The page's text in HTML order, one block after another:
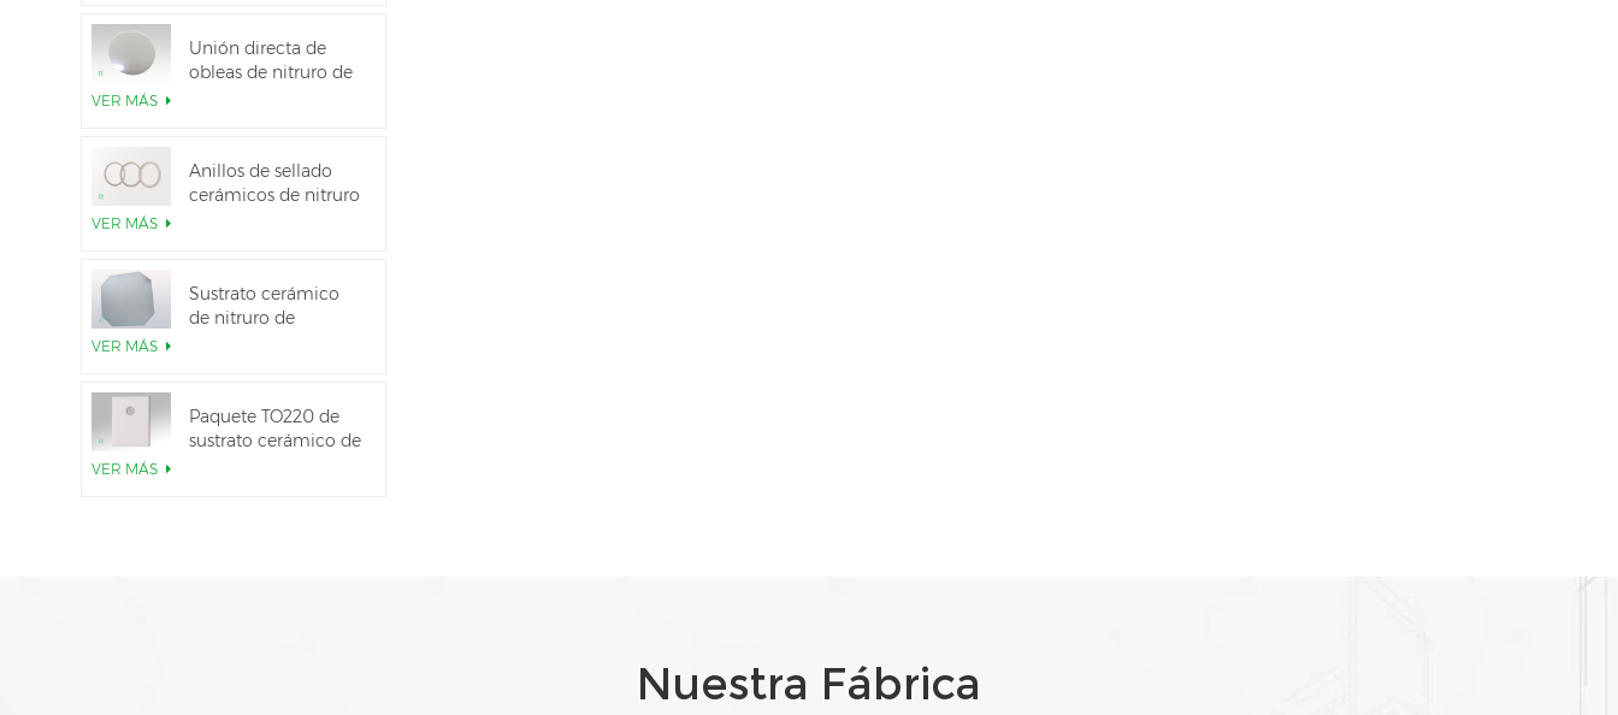
Unión directa de
obleas de nitruro de
VER MÁS
Anillos de sellado
cerámicos de nitruro
VER MÁS
Sustrato cerámico
de nitruro de
VER MÁS
Paquete TO220 de
sustrato cerámico de
VER MÁS
Nuestra Fábrica